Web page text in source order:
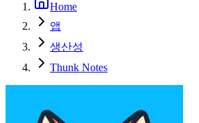
Home
앱
생산성
Thunk Notes